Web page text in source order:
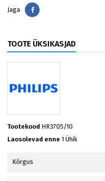
Jaga Jaga
TOOTE ÜKSIKASJAD
Tootekood HR3705/10
Laosolevad enne 1 Ühik
Kõrgus